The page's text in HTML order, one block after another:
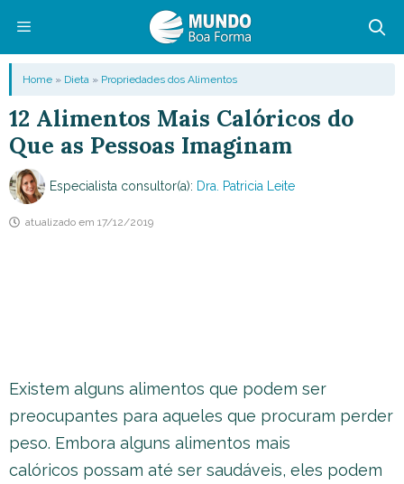
conteúdo
Menu
Home » Dieta » Propriedades dos Alimentos
12 Alimentos Mais Calóricos do
Que as Pessoas Imaginam
Especialista consultor(a): Dra. Patricia Leite
atualizado em 17/12/2019
Existem alguns alimentos que podem ser
preocupantes para aqueles que procuram perder
peso. Embora alguns alimentos mais
calóricos possam até ser saudáveis, eles podem